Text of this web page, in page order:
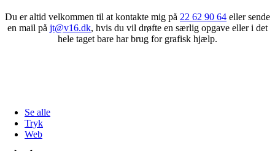
Du er altid velkommen til at kontakte mig på 22 62 90 64 eller sende
en mail på jt@v16.dk, hvis du vil drøfte en særlig opgave eller i det
hele taget bare har brug for grafisk hjælp.
Se alle
Tryk
Web